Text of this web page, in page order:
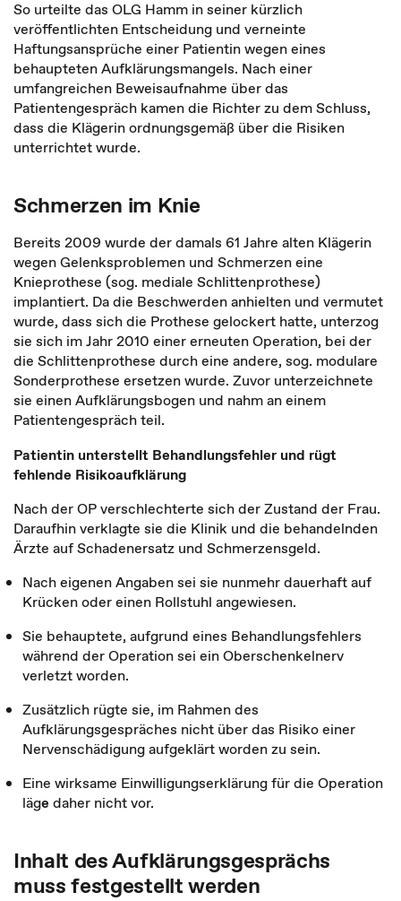
So urteilte das OLG Hamm in seiner kürzlich
veröffentlichten Entscheidung und verneinte
Haftungsansprüche einer Patientin wegen eines
behaupteten Aufklärungsmangels. Nach einer
umfangreichen Beweisaufnahme über das
Patientengespräch kamen die Richter zu dem Schluss,
dass die Klägerin ordnungsgemäß über die Risiken
unterrichtet wurde.
Schmerzen im Knie
Bereits 2009 wurde der damals 61 Jahre alten Klägerin
wegen Gelenksproblemen und Schmerzen eine
Knieprothese (sog. mediale Schlittenprothese)
implantiert. Da die Beschwerden anhielten und vermutet
wurde, dass sich die Prothese gelockert hatte, unterzog
sie sich im Jahr 2010 einer erneuten Operation, bei der
die Schlittenprothese durch eine andere, sog. modulare
Sonderprothese ersetzen wurde. Zuvor unterzeichnete
sie einen Aufklärungsbogen und nahm an einem
Patientengespräch teil.
Patientin unterstellt Behandlungsfehler und rügt
fehlende Risikoaufklärung
Nach der OP verschlechterte sich der Zustand der Frau.
Daraufhin verklagte sie die Klinik und die behandelnden
Ärzte auf Schadenersatz und Schmerzensgeld.
Nach eigenen Angaben sei sie nunmehr dauerhaft auf
Krücken oder einen Rollstuhl angewiesen.
Sie behauptete, aufgrund eines Behandlungsfehlers
während der Operation sei ein Oberschenkelnerv
verletzt worden.
Zusätzlich rügte sie, im Rahmen des
Aufklärungsgespräches nicht über das Risiko einer
Nervenschädigung aufgeklärt worden zu sein.
Eine wirksame Einwilligungserklärung für die Operation
läge daher nicht vor.
Inhalt des Aufklärungsgesprächs
muss festgestellt werden